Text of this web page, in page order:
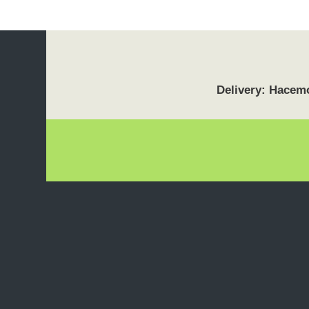
Delivery: